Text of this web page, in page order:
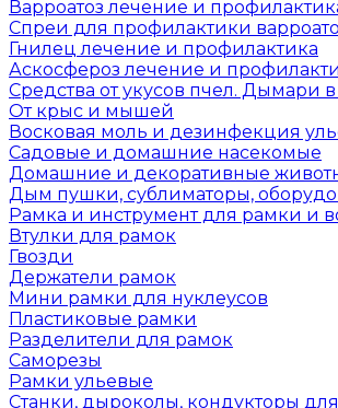
Варроатоз лечение и
Спреи для профилактики
Гнилец лечение и профилактика
Аскосфероз лечение и
Средства от укусов пчел. Дымари
От крыс и мышей
Восковая моль и дезинфекция
Садовые и домашние насекомые
Домашние и декоративные
Дым пушки, сублиматоры,
Рамка и инструмент для рамки и
Втулки для рамок
Гвозди
Держатели рамок
Мини рамки для нуклеусов
Пластиковые рамки
Разделители для рамок
Саморезы
Рамки ульевые
Станки, дыроколы, кондукторы